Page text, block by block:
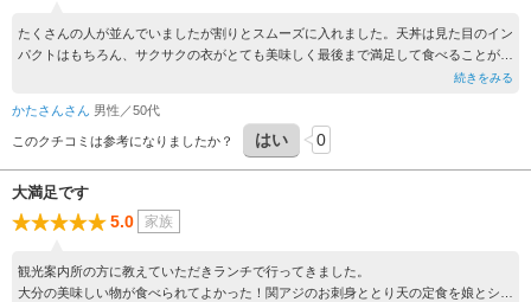
たくさんの人が並んでいましたが割りとスムーズに入れました。天丼は見た目のイン
パクトはもちろん、サクサクの衣がとても美味しく最後まで満足して食べることがで
続きをみる
かたさんさん 男性／50代
このクチコミは参考になりましたか？ はい 0
大満足です
5.0 家族
観光案内所の方に教えていただきランチで行ってきました。
大分の美味しい物が食べられてよかった！関アジのお刺身ととり天の定食を娘とシェ